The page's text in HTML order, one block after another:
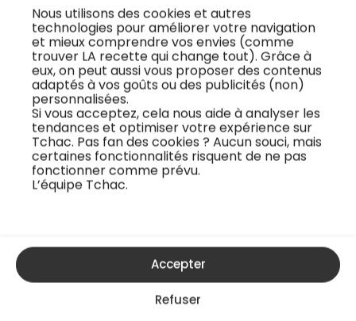
Nous utilisons des cookies et autres
technologies pour améliorer votre navigation
et mieux comprendre vos envies (comme
trouver LA recette qui change tout). Grâce à
eux, on peut aussi vous proposer des contenus
adaptés à vos goûts ou des publicités (non)
personnalisées.
Si vous acceptez, cela nous aide à analyser les
tendances et optimiser votre expérience sur
Tchac. Pas fan des cookies ? Aucun souci, mais
certaines fonctionnalités risquent de ne pas
fonctionner comme prévu.
L’équipe Tchac.
Accepter
Refuser
une pâte feuilletée
maison parfaite avec
la recette du chef
Anthony Courteille.
Cette pâte feuilletée,
classique de la
pâtisserie française,
est idéale pour
réaliser des tartes,
des galettes des rois,
Anthony Courteille
pour parfaitement
manier la poche à
douille. La poche à
douille fait souvent
peur : on ne sait
jamais trop comment
l’employer et la
mention de poche à
Accédez à tous les cours